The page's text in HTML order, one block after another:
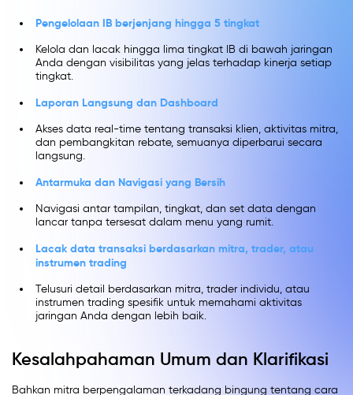
Pengelolaan IB berjenjang hingga 5 tingkat
Kelola dan lacak hingga lima tingkat IB di bawah jaringan
Anda dengan visibilitas yang jelas terhadap kinerja setiap
tingkat.
Laporan Langsung dan Dashboard
Akses data real-time tentang transaksi klien, aktivitas mitra,
dan pembangkitan rebate, semuanya diperbarui secara
langsung.
Antarmuka dan Navigasi yang Bersih
Navigasi antar tampilan, tingkat, dan set data dengan
lancar tanpa tersesat dalam menu yang rumit.
Lacak data transaksi berdasarkan mitra, trader, atau
instrumen trading
Telusuri detail berdasarkan mitra, trader individu, atau
instrumen trading spesifik untuk memahami aktivitas
jaringan Anda dengan lebih baik.
Kesalahpahaman Umum dan Klarifikasi
Bahkan mitra berpengalaman terkadang bingung tentang cara